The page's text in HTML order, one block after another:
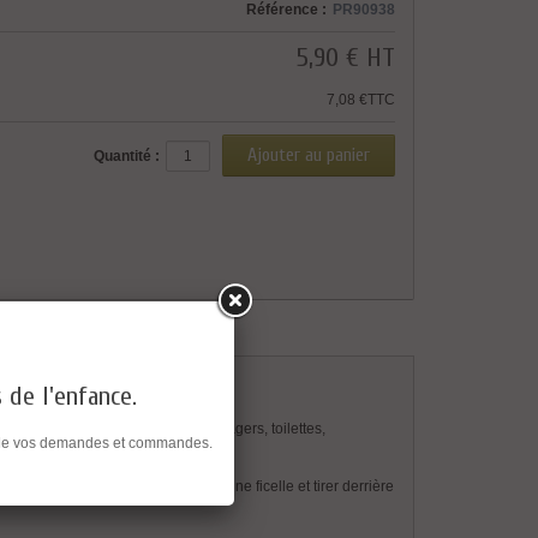
Référence : PR90938
5,90 € HT
7,08 €TTC
Quantité :
tiroirs, appareils électroménagers, toilettes,
Facile à enlever, veuillez utiliser une ficelle et tirer derrière
l'enfance.
vos demandes et commandes.